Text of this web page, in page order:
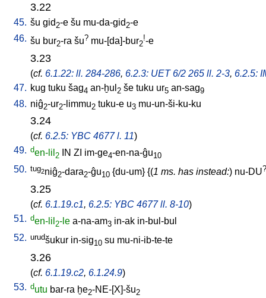
3.22
45. šu gid 2-e šu mu-da-gid 2-e
46. šu bur2-ra šu? mu-[da]-bur2
!-e
3.23
(cf. 6.1.22: ll. 284-286, 6.2.3: UET 6/2 265 ll. 2-3, 6.2.5:
47. kug tuku šag4 an-ḫul 2 še tuku ur5 an-sag9
48. niĝ2-ur2-limmu2 tuku-e u3 mu-un-ši-ku-ku
3.24
(cf. 6.2.5: YBC 4677 l. 11)
49. den-lil 2 IN ZI im-ge4-en-na-ĝu10
50. tug2niĝ2-dara2-ĝu10 {du-um} {(1 ms. has instead:) nu-DU?
3.25
(cf. 6.1.19.c1, 6.2.5: YBC 4677 ll. 8-10)
51. den-lil 2-le a-na-am3 in-ak in-bul-bul
52. urudšukur in-sig10 su mu-ni-ib-te-te
3.26
(cf. 6.1.19.c2, 6.1.24.9)
53. dutu bar-ra ḫe2-NE-[X]-šu2